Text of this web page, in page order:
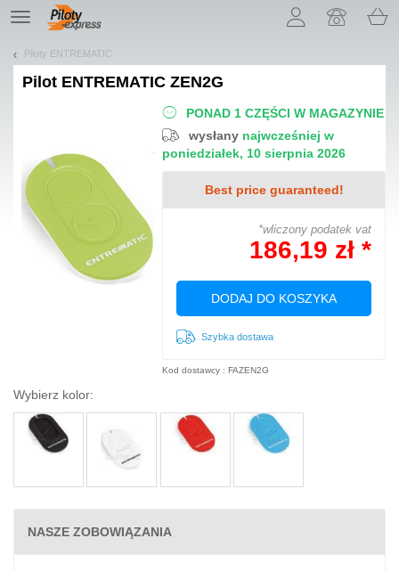
TE
navigation
Piloty ENTREMATIC
Pilot ENTREMATIC ZEN2G
PONAD 1 CZĘŚCI W MAGAZYNIE
wysłany najwcześniej w
poniedziałek, 10 sierpnia 2026
Best price guaranteed!
*wliczony podatek vat
186,19 zł *
DODAJ DO KOSZYKA
Szybka dostawa
Kod dostawcy : FAZEN2G
Wybierz kolor:
NASZE ZOBOWIĄZANIA
Pozwól, że przedstawimy nasze ciasteczka!